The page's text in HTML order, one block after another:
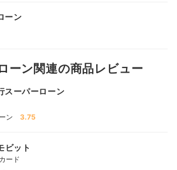
ーン
ーン関連の商品レビュー
スーパーローン
ン
3.75
ビット
ード